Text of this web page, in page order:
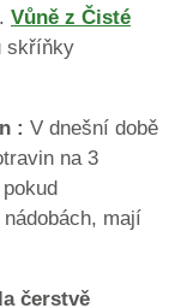
Vůně z Čisté
skříňky
: V dnešní době
na 3
mají
čerstvě